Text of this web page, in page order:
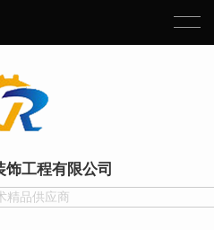
工程有限公司
精品供应商